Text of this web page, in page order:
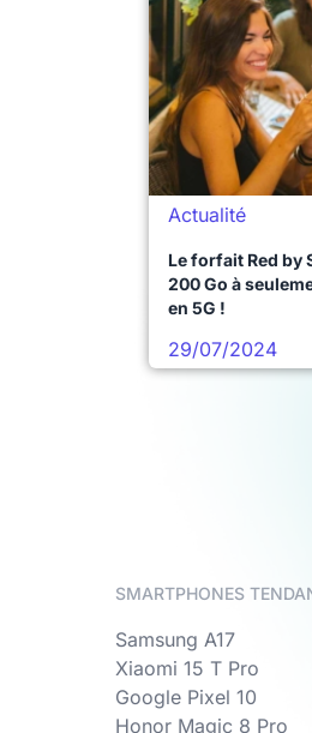
Actualité
Le forfait Red by
200 Go à
en 5G !
29/07/2024
SMARTPHONES
Samsung A17
Xiaomi 15 T Pro
Google Pixel 10
Honor Magic 8 Pro